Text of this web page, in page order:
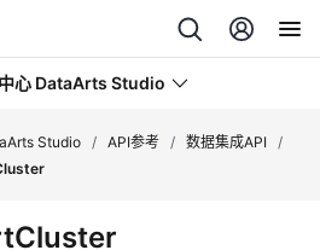
心 DataArts Studio
Studio / API参考 / 数据集成API /